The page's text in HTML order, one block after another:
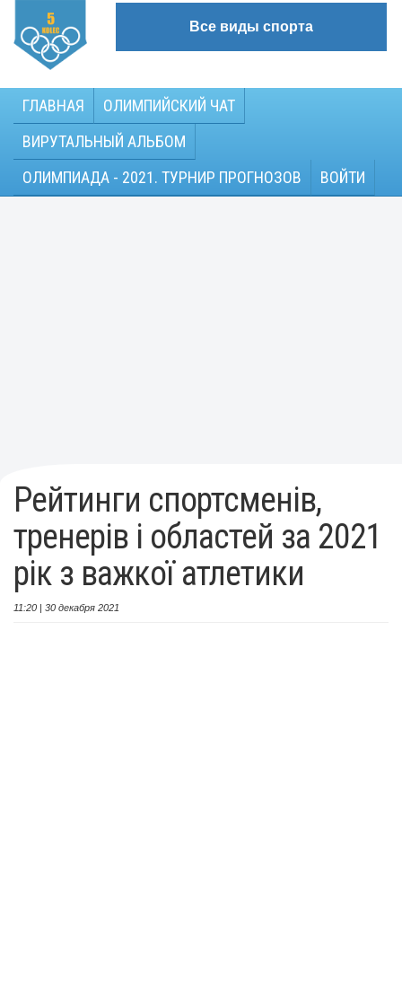
Все виды спорта
ГЛАВНАЯ
ОЛИМПИЙСКИЙ ЧАТ
ВИРУТАЛЬНЫЙ АЛЬБОМ
ОЛИМПИАДА - 2021. ТУРНИР ПРОГНОЗОВ
ВОЙТИ
Рейтинги спортсменів,
тренерів і областей за 2021
рік з важкої атлетики
11:20 | 30 декабря 2021